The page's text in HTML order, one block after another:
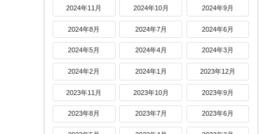
2024年11月 2024年10月 2024年9月
2024年8月 2024年7月 2024年6月
2024年5月 2024年4月 2024年3月
2024年2月 2024年1月 2023年12月
2023年11月 2023年10月 2023年9月
2023年8月 2023年7月 2023年6月